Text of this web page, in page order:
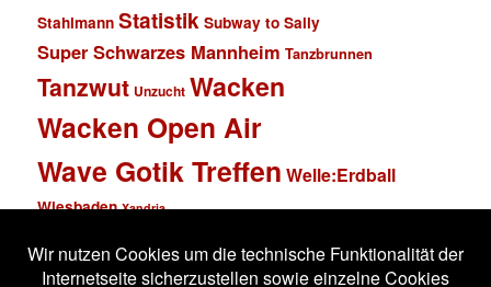
Stahlmann Statistik Subway to Sally
Super Schwarzes Mannheim Tanzbrunnen
Tanzwut Unzucht Wacken
Wacken Open Air
Wave Gotik Treffen Welle:Erdball
Wiesbaden Xandria